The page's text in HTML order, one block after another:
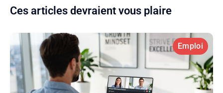
Ces articles devraient vous plaire
Emploi